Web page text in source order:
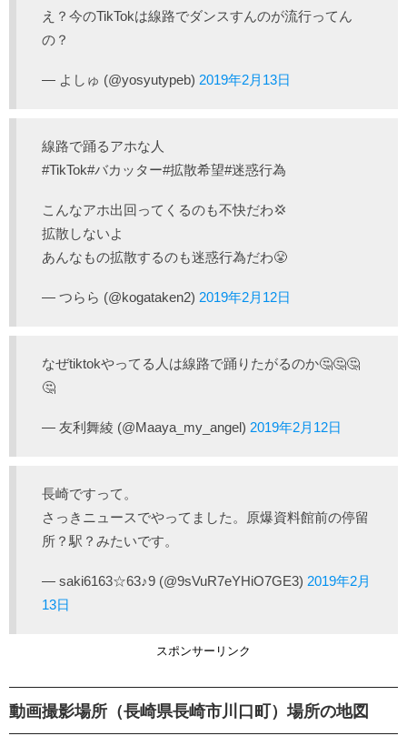
え？今のTikTokは線路でダンスすんのが流行ってん
の？
— よしゅ (@yosyutypeb) 2019年2月13日
線路で踊るアホな人
#TikTok#バカッター#拡散希望#迷惑行為
こんなアホ出回ってくるのも不快だわ💢
拡散しないよ
あんなもの拡散するのも迷惑行為だわ😤
— つらら (@kogataken2) 2019年2月12日
なぜtiktokやってる人は線路で踊りたがるのか🤔🤔🤔
🤔
— 友利舞綾 (@Maaya_my_angel) 2019年2月12日
長崎ですって。
さっきニュースでやってました。原爆資料館前の停留
所？駅？みたいです。
— saki6163☆63♪9 (@9sVuR7eYHiO7GE3) 2019年2月
13日
スポンサーリンク
動画撮影場所（長崎県長崎市川口町）場所の地図